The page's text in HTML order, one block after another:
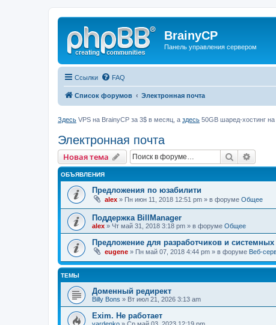
BrainyCP
Панель управления сервером
Ссылки FAQ
Список форумов Электронная почта
Здесь VPS на BrainyCP за 3$ в месяц, а здесь 50GB шаред-хостинг
Электронная почта
Новая тема Поиск
ОБЪЯВЛЕНИЯ
Предложения по юзабилити
alex » Пн июн 11, 2018 12:51 pm » в форуме Общее
Поддержка BillManager
alex » Чт май 31, 2018 3:18 pm » в форуме Общее
Предложение для разработчиков и
eugene » Пн май 07, 2018 4:44 pm » в форуме Веб-
ТЕМЫ
Доменный редирект
Billy Bons » Вт июл 21, 2026 3:13 am
Exim. Не работает